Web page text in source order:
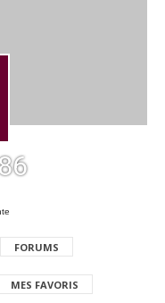
FORUMS
MES FAVORIS